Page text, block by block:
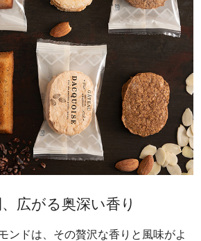
広がる奥深い香り
ンドは、その贅沢な香りと風味がよ